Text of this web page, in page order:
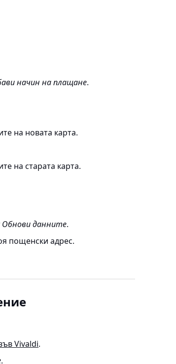
начин на плащане.
на новата карта.
на старата карта.
Обнови данните.
пощенски адрес.
Vivaldi.
.